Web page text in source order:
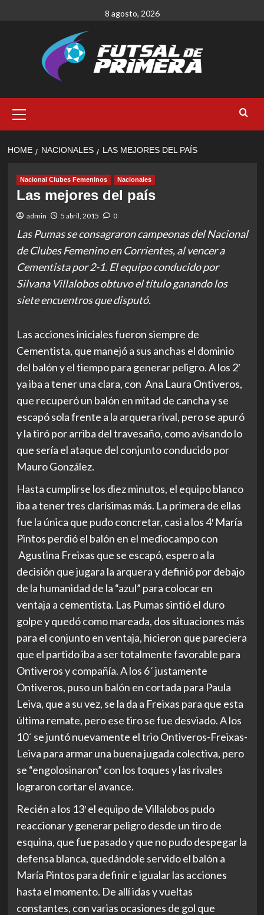
8 agosto, 2026
Menu
HOME NACIONALES LAS MEJORES DEL PAÍS
Nacional Clubes Femeninos Nacionales
Las mejores del país
admin 5 abril, 2015 0
Las Pumas se consagraron campeonas del Nacional
de Clubes Femenino en Corrientes, al vencer a
Cementista por 2-1. El equipo conducido por
Silvana Villalobos obtuvo el título ganando los
siete encuentros que disputó.
Las acciones iniciales fueron siempre de
Cementista, que manejó a sus anchas el dominio
del balón y el tiempo para generar peligro. A los 2′
ya iba a tener una clara, con Ana Laura Ontiveros,
que recuperó un balón en mitad de cancha y se
escapó sola frente a la arquera rival, pero se apuró
y la tiró por arriba del travesaño, como avisando lo
que sería el ataque del conjunto conducido por
Mauro González.
Hasta cumplirse los diez minutos, el equipo blanco
iba a tener tres clarísimas más. La primera de ellas
fue la única que pudo concretar, casi a los 4′ María
Pintos perdió el balón en el mediocampo con
Agustina Freixas que se escapó, espero a la
decisión que jugara la arquera y definió por debajo
de la humanidad de la “azul” para colocar en
ventaja a cementista. Las Pumas sintió el duro
golpe y quedó como mareada, dos situaciones más
para el conjunto en ventaja, hicieron que pareciera
que el partido iba a ser totalmente favorable para
Ontiveros y compañía. A los 6´ justamente
Ontiveros, puso un balón en cortada para Paula
Leiva, que a su vez, se la da a Freixas para que esta
última remate, pero ese tiro se fue desviado. A los
10´ se juntó nuevamente el trio Ontiveros-Freixas-
Leiva para armar una buena jugada colectiva, pero
se “engolosinaron” con los toques y las rivales
lograron cortar el avance.
Recién a los 13′ el equipo de Villalobos pudo
reaccionar y generar peligro desde un tiro de
esquina, que fue pasado y que no pudo despegar la
defensa blanca, quedándole servido el balón a
María Pintos para definir e igualar las acciones
hasta el momento. De allí idas y vueltas
constantes, con varias ocasiones de gol que